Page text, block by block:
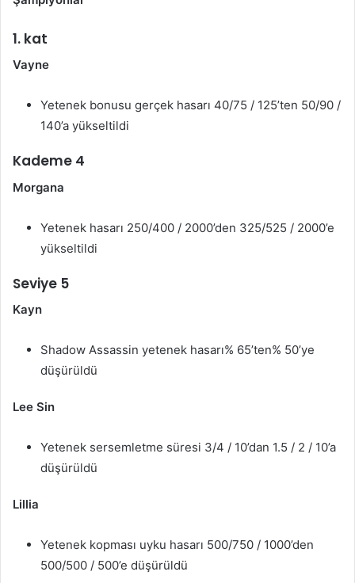
1. kat
Vayne
Yetenek bonusu gerçek hasarı 40/75 / 125’ten 50/90 /
140’a yükseltildi
Kademe 4
Morgana
Yetenek hasarı 250/400 / 2000’den 325/525 / 2000’e
yükseltildi
Seviye 5
Kayn
Shadow Assassin yetenek hasarı% 65’ten% 50’ye
düşürüldü
Lee Sin
Yetenek sersemletme süresi 3/4 / 10’dan 1.5 / 2 / 10’a
düşürüldü
Lillia
Yetenek kopması uyku hasarı 500/750 / 1000’den
500/500 / 500’e düşürüldü